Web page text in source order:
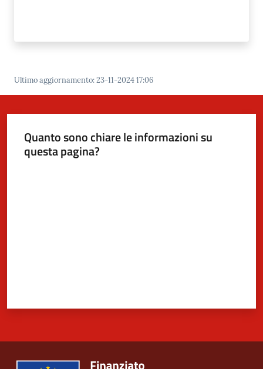
Ultimo aggiornamento:23-11-2024 17:06
Quanto sono chiare le informazioni su
questa pagina?